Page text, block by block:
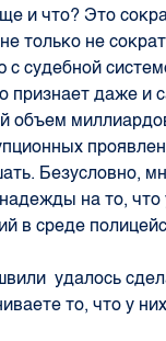
и что? Это
только не
с судебной
признает даже
объем
Безусловно,
на то,
в среде
удалось
то, что у